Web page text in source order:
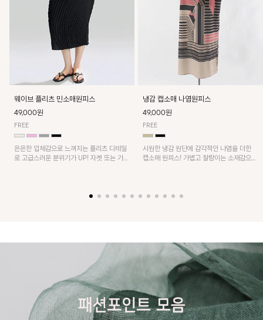
웨이브 플리츠 민소매원피스
49,000원
FREE
은은한 입체감으로 느껴지는 플리츠 디테일
로 고급스러운 분위기가 UP! 자켓 또는 가디
냉감 캡소매 나염원피스
49,000원
FREE
시원한 냉감 원단에 감각적인 나염을 더한
캡소매 원피스! 가볍고 찰랑이는 소재감으로